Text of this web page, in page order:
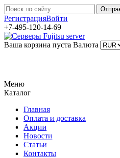
РегистрацияВойти
+7-495-120-14-69
Ваша корзина пуста Валюта
Меню
Каталог
Главная
Оплата и доставка
Акции
Новости
Статьи
Контакты